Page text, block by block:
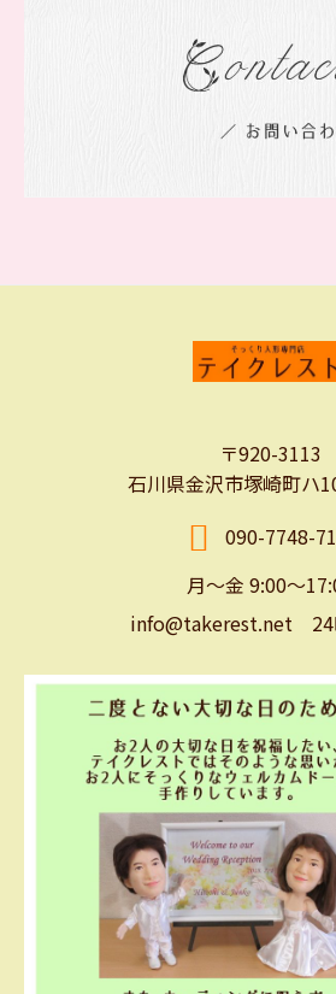
〒920-3113
石川県金沢市塚崎町ハ
090-7748-
月～金 9:00～
info@takerest.net 24